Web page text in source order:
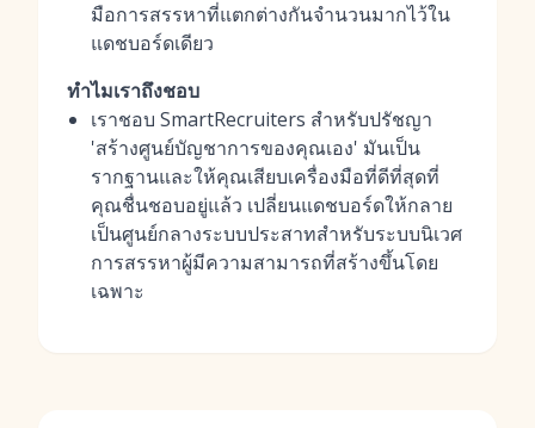
มือการสรรหาที่แตกต่างกันจำนวนมากไว้ใน
แดชบอร์ดเดียว
ทำไมเราถึงชอบ
เราชอบ SmartRecruiters สำหรับปรัชญา
'สร้างศูนย์บัญชาการของคุณเอง' มันเป็น
รากฐานและให้คุณเสียบเครื่องมือที่ดีที่สุดที่
คุณชื่นชอบอยู่แล้ว เปลี่ยนแดชบอร์ดให้กลาย
เป็นศูนย์กลางระบบประสาทสำหรับระบบนิเวศ
การสรรหาผู้มีความสามารถที่สร้างขึ้นโดย
เฉพาะ